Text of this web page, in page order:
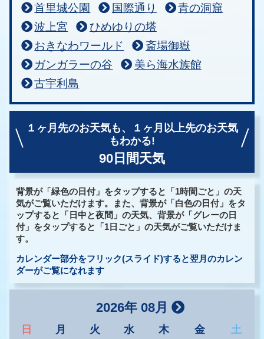
首里城公園 国際通り
青の洞窟
波上宮
ひめゆりの塔
おきなわワールド
斎場御嶽
ガンガラーの谷
美ら海水族館
古宇利島
１ヶ月先のお天気も、
１ヶ月以上先のお天気
もわかる!
90日間天気
背景が「緑色の日付」をタップすると「1時間ごと」の天
気がご覧いただけます。また、背景が「白色の日付」をタ
ップすると「日中と夜間」の天気、背景が「グレーの日
付」をタップすると「1日ごと」の天気がご覧いただけま
す。
カレンダー部分をフリック(スライド)すると翌月のカレン
ダーがご覧になれます
2026年 08月
日 月 火 水 木 金 土